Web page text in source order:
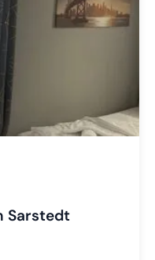
1 wechseln
2 wechseln
3 wechseln
4 wechseln
5 wechseln
6 wechseln
Sarstedt